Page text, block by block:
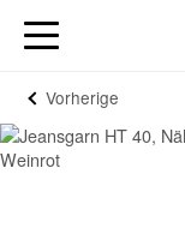
Vorherige